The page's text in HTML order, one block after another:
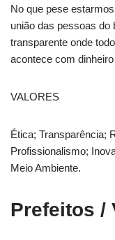
No que pese
união das pessoas
transparente onde
acontece com
VALORES
Ética; Transparência;
Profissionalismo;
Meio Ambiente.
Prefeitos /